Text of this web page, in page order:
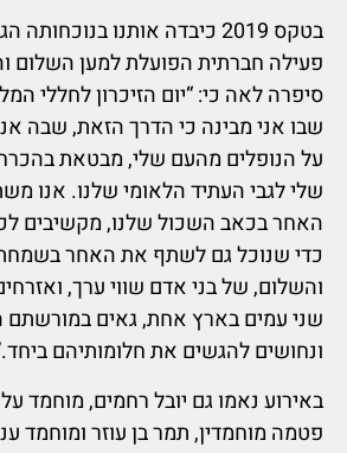
בטקס 2019 כיבדה אותנו
פעילה חברתית הפועלת למען השלום
סיפרה לאה כי: “יום הזיכרון לחללי
שבו אני מבינה כי הדרך הזאת, שבה
על הנופלים מהעם שלי, מבטאת
שלי לגבי העתיד הלאומי שלנו. אנו
האחר בכאב השכול שלנו, מקשיבים
כדי שנוכל גם לשתף את האחר
והשלום, של בני אדם שווי ערך,
שני עמים בארץ אחת, גאים במורשתם
ונחושים להגשים את חלומותיהם
באירוע נאמו גם יובל רחמים, מוחמד
פטמה מוחמדין, תמר בן עוזר ומוחמד